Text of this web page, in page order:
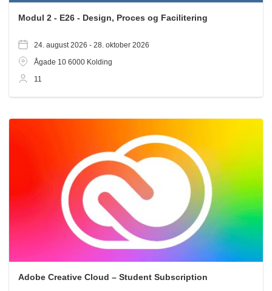
Modul 2 - E26 - Design, Proces og Facilitering
24. august 2026 - 28. oktober 2026
Ågade 10 6000 Kolding
11
Adobe Creative Cloud – Student Subscription